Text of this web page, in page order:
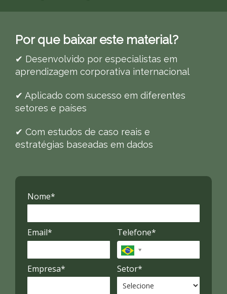
Por que baixar este material?
✔ Desenvolvido por especialistas em
aprendizagem corporativa internacional
✔ Aplicado com sucesso em diferentes
setores e países
✔ Com estudos de caso reais e
estratégias baseadas em dados
Nome*
Email* Telefone*
Empresa* Setor*